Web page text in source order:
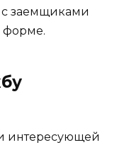
с заемщиками
форме.
интересующей